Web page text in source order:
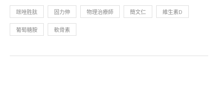
咪唑胜肽 固力伸 物理治療師 簡文仁 維生素D
葡萄糖胺 軟骨素